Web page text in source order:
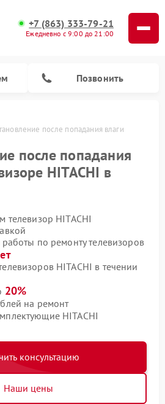
+7 (863) 333-79-21
Ежедневно с 9:00 до 21:00
Позвонить
после попадания влаги
после попадания
HITACHI в
телевизор HITACHI
по ремонту телевизоров
HITACHI в течении
20%
на ремонт
HITACHI
консультацию
Наши цены